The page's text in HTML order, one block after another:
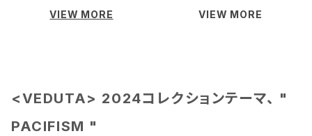
VIEW MORE
VIEW MORE
<VEDUTA> 2024コレクションテーマ、 "
PACIFISM "